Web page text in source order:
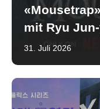
mit Ryu
31. Juli 2026